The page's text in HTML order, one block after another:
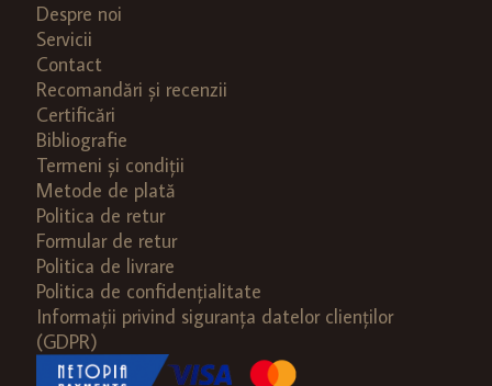
în
pagina
Despre noi
Servicii
Contact
Recomandări și recenzii
Certificări
Bibliografie
Termeni și condiții
Metode de plată
Politica de retur
Formular de retur
Politica de livrare
Politica de confidențialitate
Informații privind siguranța datelor clienților
(GDPR)